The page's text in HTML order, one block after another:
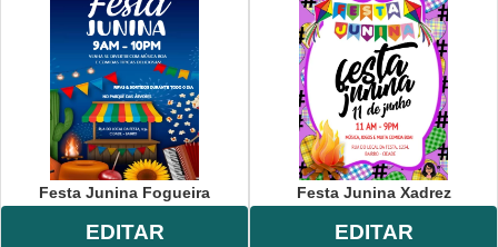
Festa Junina Fogueira
EDITAR
Festa Junina Xadrez
EDITAR